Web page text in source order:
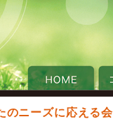
のニーズに応える会